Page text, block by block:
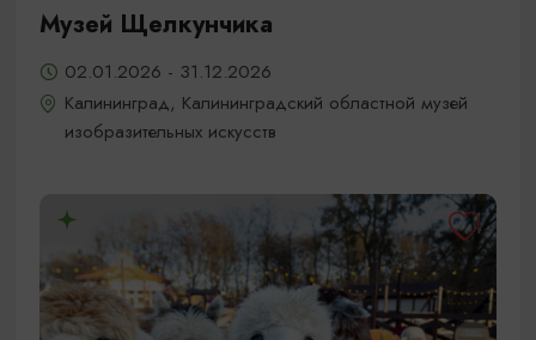
Музей Щелкунчика
02.01.2026 - 31.12.2026
Калининград, Калининградский областной музей
изобразительных искусств